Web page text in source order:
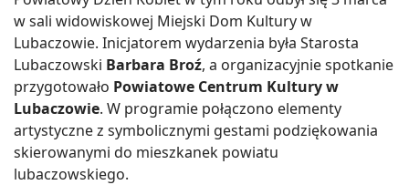
w sali widowiskowej Miejski Dom Kultury w
Lubaczowie. Inicjatorem wydarzenia była Starosta
Lubaczowski Barbara Broź, a organizacyjnie spotkanie
przygotowało Powiatowe Centrum Kultury w
Lubaczowie. W programie połączono elementy
artystyczne z symbolicznymi gestami podziękowania
skierowanymi do mieszkanek powiatu
lubaczowskiego.